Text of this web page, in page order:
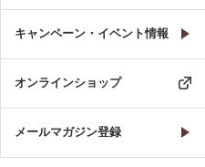
キャンペーン・イベント情報
オンラインショップ
メールマガジン登録